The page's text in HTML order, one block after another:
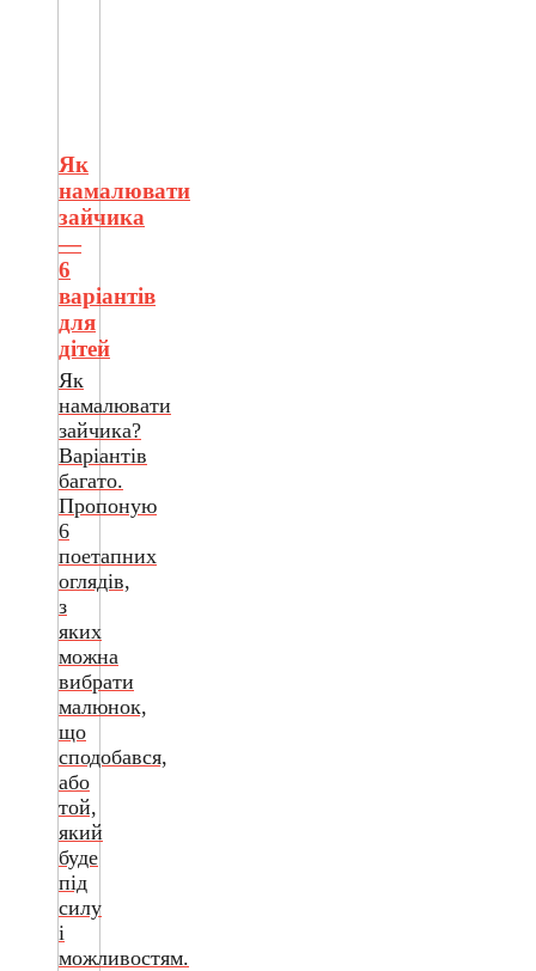
Як
намалювати
зайчика
—
6
варіантів
для
дітей
Як
намалювати
зайчика?
Варіантів
багато.
Пропоную
6
поетапних
оглядів,
з
яких
можна
вибрати
малюнок,
що
сподобався,
або
той,
який
буде
під
силу
і
можливостям.